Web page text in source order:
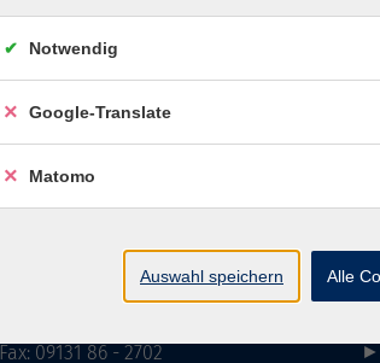
Fax: 09131 86 - 2702
Notwendig
Google-Translate
Matomo
Auswahl speichern Alle